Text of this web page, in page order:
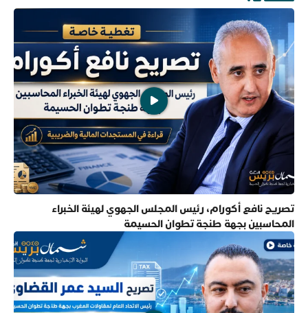
تصريح نافع أكورام، رئيس المجلس الجهوي لهيئة الخبراء
المحاسبين بجهة طنجة تطوان الحسيمة